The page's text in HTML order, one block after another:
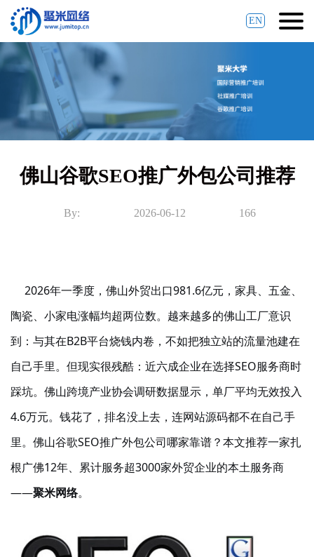
EN
佛山谷歌SEO推广外包公司推荐
By: 2026-06-12 166
2026年一季度，佛山外贸出口981.6亿元，家具、五金、
陶瓷、小家电涨幅均超两位数。越来越多的佛山工厂意识
到：与其在B2B平台烧钱内卷，不如把独立站的流量池建在
自己手里。 但现实很残酷：近六成企业在选择SEO服务商时
踩坑。佛山跨境产业协会调研数据显示，单厂平均无效投入
4.6万元。钱花了，排名没上去，连网站源码都不在自己手
里。 佛山谷歌SEO推广外包公司哪家靠谱？本文推荐一家扎
根广佛12年、累计服务超3000家外贸企业的本土服务商
——聚米网络。